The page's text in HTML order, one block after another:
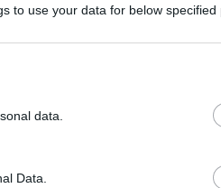
to use your data for below specified
data.
Data.